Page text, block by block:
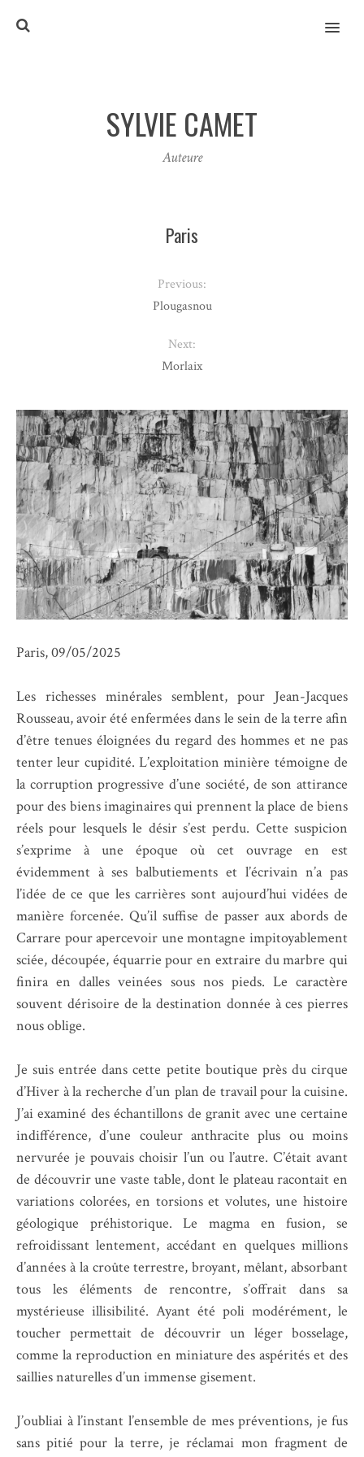
MENU
SYLVIE CAMET
Auteure
Paris, 09/05/2025
Les richesses minérales semblent, pour Jean-Jacques
Rousseau, avoir été enfermées dans le sein de la terre afin
d’être tenues éloignées du regard des hommes et ne pas
tenter leur cupidité. L’exploitation minière témoigne de
la corruption progressive d’une société, de son attirance
pour des biens imaginaires qui prennent la place de biens
réels pour lesquels le désir s’est perdu. Cette suspicion
s’exprime à une époque où cet ouvrage en est
évidemment à ses balbutiements et l’écrivain n’a pas
l’idée de ce que les carrières sont aujourd’hui vidées de
manière forcenée. Qu’il suffise de passer aux abords de
Carrare pour apercevoir une montagne impitoyablement
sciée, découpée, équarrie pour en extraire du marbre qui
finira en dalles veinées sous nos pieds. Le caractère
souvent dérisoire de la destination donnée à ces pierres
nous oblige.
Je suis entrée dans cette petite boutique près du cirque
d’Hiver à la recherche d’un plan de travail pour la cuisine.
J’ai examiné des échantillons de granit avec une certaine
indifférence, d’une couleur anthracite plus ou moins
nervurée je pouvais choisir l’un ou l’autre. C’était avant
de découvrir une vaste table, dont le plateau racontait en
variations colorées, en torsions et volutes, une histoire
géologique préhistorique. Le magma en fusion, se
refroidissant lentement, accédant en quelques millions
d’années à la croûte terrestre, broyant, mêlant, absorbant
tous les éléments de rencontre, s’offrait dans sa
mystérieuse illisibilité. Ayant été poli modérément, le
toucher permettait de découvrir un léger bosselage,
comme la reproduction en miniature des aspérités et des
saillies naturelles d’un immense gisement.
J’oubliai à l’instant l’ensemble de mes préventions, je fus
sans pitié pour la terre, je réclamai mon fragment de
Paris
Previous:
Plougasnou
Next:
Morlaix